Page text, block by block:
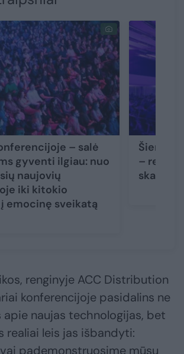
– salė
gyventi ilgiau: nuo
naujovių
iki kitokio
emocinę sveikatą
Šiemet
–
skaičius
renginyje ACC Distribution
konferencijoje pasidalins ne
apie naujas technologijas, bet
realiai leis jas išbandyti:
pademonstruosime mūsų